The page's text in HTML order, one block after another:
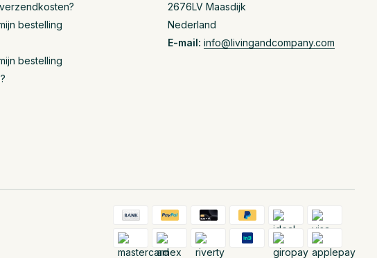
bestelling
bestelling
2676LV Maasdijk
Nederland
E-mail: info@livingandcompany.com